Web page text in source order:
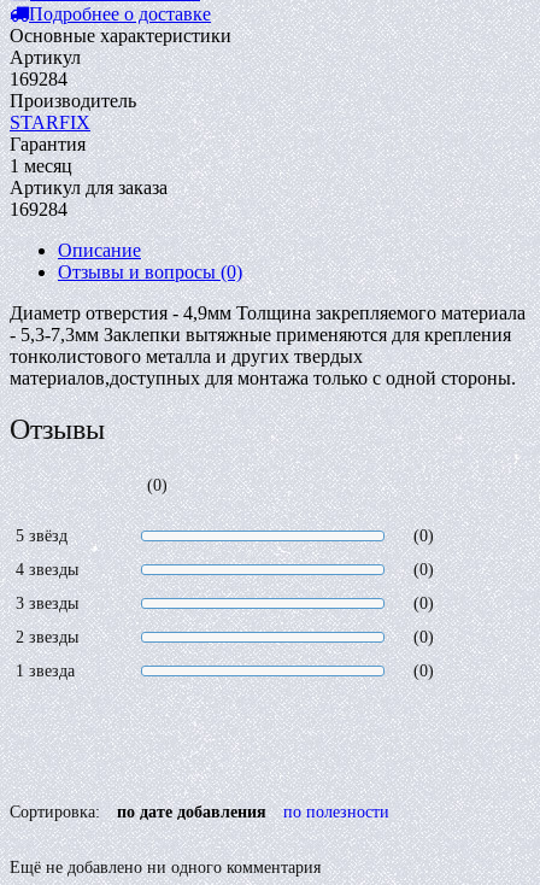
Подробнее о доставке
Основные характеристики
Артикул
169284
Производитель
STARFIX
Гарантия
1 месяц
Артикул для заказа
169284
Описание
Отзывы и вопросы(0)
Диаметр отверстия - 4,9мм Толщина закрепляемого материала
- 5,3-7,3мм Заклепки вытяжные применяются для крепления
тонколистового металла и других твердых
материалов,доступных для монтажа только с одной стороны.
Отзывы
(0)
5 звёзд
(0)
4 звезды
(0)
3 звезды
(0)
2 звезды
(0)
1 звезда
(0)
Сортировка: по дате добавления по полезности
Ещё не добавлено ни одного комментария